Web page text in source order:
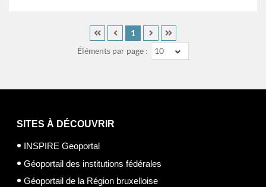
Éléments par page : 10
1
SITES À DÉCOUVRIR
INSPIRE Geoportal
Géoportail des institutions fédérales
Géoportail de la Région bruxelloise